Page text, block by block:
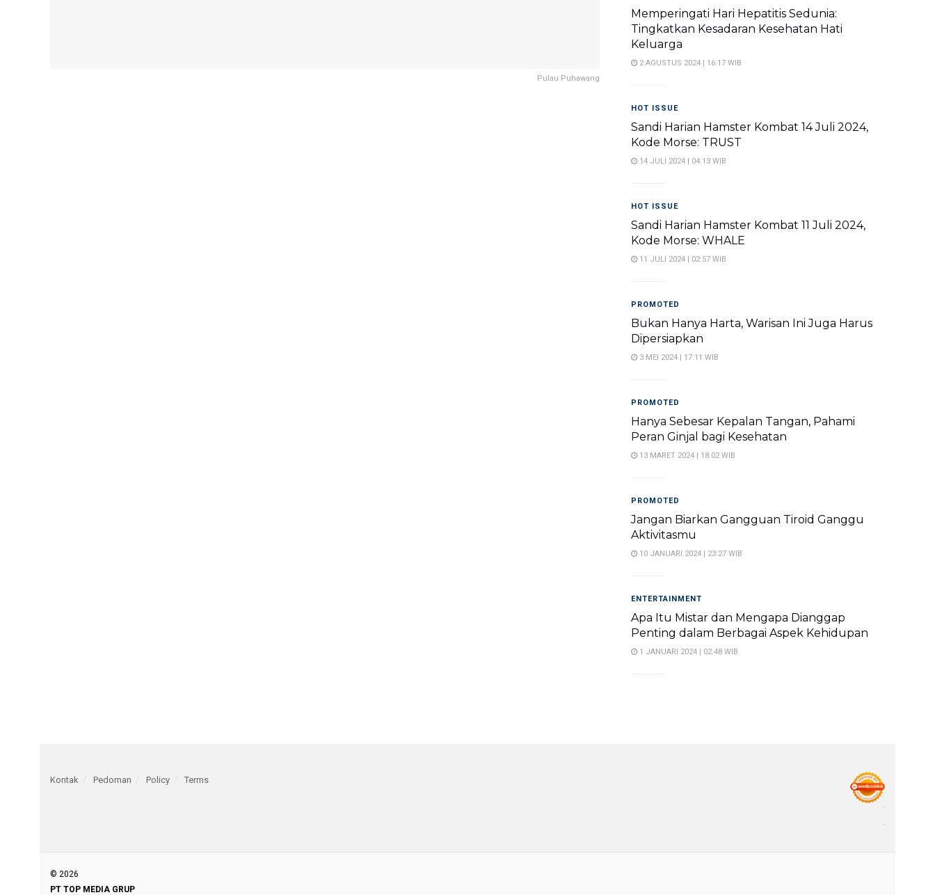
Pulau Puhawang
Memperingati Hari Hepatitis Sedunia:
Tingkatkan Kesadaran Kesehatan Hati
Keluarga
2 AGUSTUS 2024 | 16:17 WIB
HOT ISSUE
Sandi Harian Hamster Kombat 14 Juli 2024,
Kode Morse: TRUST
14 JULI 2024 | 04:13 WIB
HOT ISSUE
Sandi Harian Hamster Kombat 11 Juli 2024,
Kode Morse: WHALE
11 JULI 2024 | 02:57 WIB
PROMOTED
Bukan Hanya Harta, Warisan Ini Juga Harus
Dipersiapkan
3 MEI 2024 | 17:11 WIB
PROMOTED
Hanya Sebesar Kepalan Tangan, Pahami
Peran Ginjal bagi Kesehatan
13 MARET 2024 | 18:02 WIB
PROMOTED
Jangan Biarkan Gangguan Tiroid Ganggu
Aktivitasmu
10 JANUARI 2024 | 23:27 WIB
ENTERTAINMENT
Apa Itu Mistar dan Mengapa Dianggap
Penting dalam Berbagai Aspek Kehidupan
1 JANUARI 2024 | 02:48 WIB
Kontak Pedoman Policy Terms
© 2026
PT TOP MEDIA GRUP